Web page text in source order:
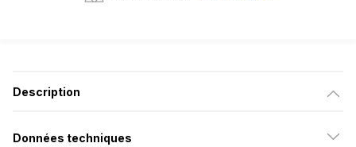
Description
Données techniques